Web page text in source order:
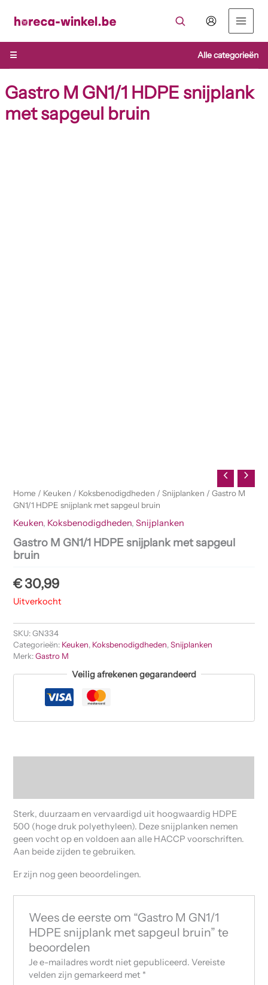
naar
inhoud
☰
Alle categorieën
Gastro M GN1/1 HDPE snijplank
met sapgeul bruin
Home / Keuken / Koksbenodigdheden /Snijplanken / Gastro M
GN1/1 HDPE snijplank met sapgeul bruin
Keuken, Koksbenodigdheden,Snijplanken
Gastro M GN1/1 HDPE snijplank met sapgeul
bruin
€30,99
Uitverkocht
SKU:GN334
Categorieën: Keuken, Koksbenodigdheden,Snijplanken
Merk:Gastro M
Veilig afrekenen gegarandeerd
Sterk, duurzaam en vervaardigd uit hoogwaardig HDPE
500 (hoge druk polyethyleen). Deze snijplanken nemen
geen vocht op en voldoen aan alle HACCP voorschriften.
Aan beide zijden te gebruiken.
Er zijn nog geen beoordelingen.
Wees de eerste om “Gastro M GN1/1
HDPE snijplank met sapgeul bruin” te
beoordelen
Je e-mailadres wordt niet gepubliceerd. Vereiste
velden zijn gemarkeerd met *